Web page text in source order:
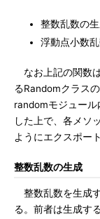
整数乱数の
浮動点小数
なお上記の関数
るRandomクラス
randomモジュー
した上で、各メソ
ようにエクスポー
整数乱数の生成
整数乱数を生成
る。前者は生成す